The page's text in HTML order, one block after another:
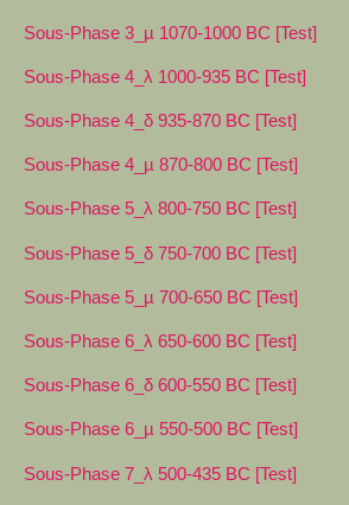
Sous-Phase 3_µ 1070-1000 BC [Test]
Sous-Phase 4_λ 1000-935 BC [Test]
Sous-Phase 4_δ 935-870 BC [Test]
Sous-Phase 4_µ 870-800 BC [Test]
Sous-Phase 5_λ 800-750 BC [Test]
Sous-Phase 5_δ 750-700 BC [Test]
Sous-Phase 5_µ 700-650 BC [Test]
Sous-Phase 6_λ 650-600 BC [Test]
Sous-Phase 6_δ 600-550 BC [Test]
Sous-Phase 6_µ 550-500 BC [Test]
Sous-Phase 7_λ 500-435 BC [Test]